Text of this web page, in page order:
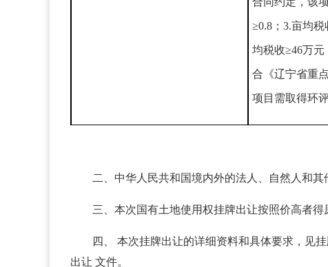
≥0.8；3.亩均
均税收≥46万
合《辽宁省重
项目需取得环
二、中华人民共和国境内外的法人、自然人和
三、本次国有土地使用权挂牌出让按照价高者得
四、 本次挂牌出让的详细资料和具体要求，见
出让 文件。